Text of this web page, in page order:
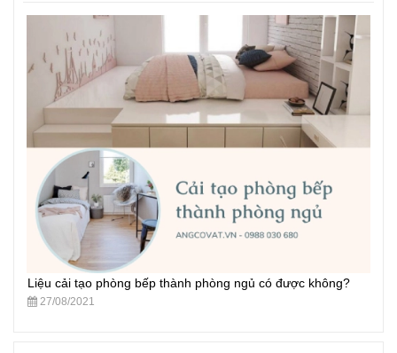
Liệu cải tạo phòng bếp thành phòng ngủ có được không?
27/08/2021